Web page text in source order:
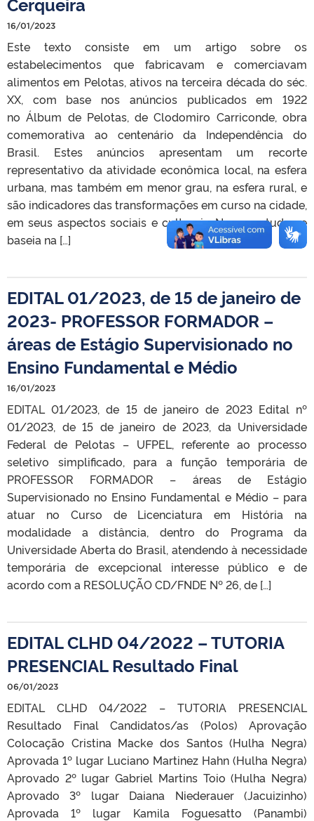
16/01/2023
Este texto consiste em um artigo sobre os
estabelecimentos que fabricavam e comerciavam
alimentos em Pelotas, ativos na terceira década do séc.
XX, com base nos anúncios publicados em 1922
no Álbum de Pelotas, de Clodomiro Carriconde, obra
comemorativa ao centenário da Independência do
Brasil. Estes anúncios apresentam um recorte
representativo da atividade econômica local, na esfera
urbana, mas também em menor grau, na esfera rural, e
são indicadores das transformações em curso na cidade,
em seus aspectos sociais e culturais. Nosso estudo se
baseia na […]
EDITAL 01/2023, de 15 de janeiro de
2023- PROFESSOR FORMADOR –
áreas de Estágio Supervisionado no
Ensino Fundamental e Médio
16/01/2023
EDITAL 01/2023, de 15 de janeiro de 2023 Edital nº
01/2023, de 15 de janeiro de 2023, da Universidade
Federal de Pelotas – UFPEL, referente ao processo
seletivo simplificado, para a função temporária de
PROFESSOR FORMADOR – áreas de Estágio
Supervisionado no Ensino Fundamental e Médio – para
atuar no Curso de Licenciatura em História na
modalidade a distância, dentro do Programa da
Universidade Aberta do Brasil, atendendo à necessidade
temporária de excepcional interesse público e de
acordo com a RESOLUÇÃO CD/FNDE Nº 26, de […]
EDITAL CLHD 04/2022 – TUTORIA
PRESENCIAL Resultado Final
06/01/2023
EDITAL CLHD 04/2022 – TUTORIA PRESENCIAL
Resultado Final Candidatos/as (Polos) Aprovação
Colocação Cristina Macke dos Santos (Hulha Negra)
Aprovada 1º lugar Luciano Martinez Hahn (Hulha Negra)
Aprovado 2º lugar Gabriel Martins Toio (Hulha Negra)
Aprovado 3º lugar Daiana Niederauer (Jacuizinho)
Aprovada 1º lugar Kamila Foguesatto (Panambi)